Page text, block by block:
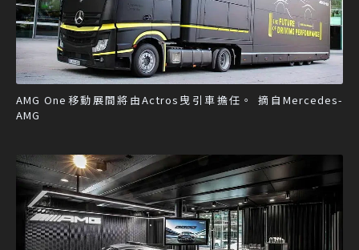
AMG One移動展間將由Actros曳引車擔任。 摘自Mercedes-
AMG